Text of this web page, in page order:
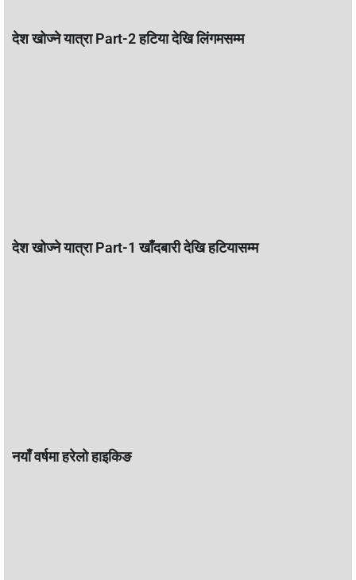
देश खोज्ने यात्रा Part-2 हटिया देखि लिंगमसम्म
देश खोज्ने यात्रा Part-1 खाँदबारी देखि हटियासम्म
नयाँ वर्षमा हरेलो हाइकिङ